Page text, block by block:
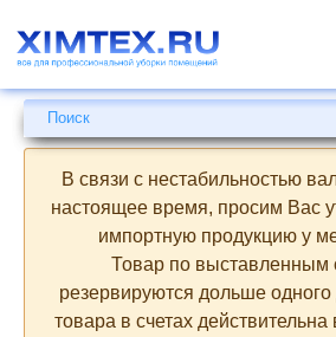
для
профессиональной
уборки
помещений
Поиск
В связи с нестабильностью
настоящее время, просим Вас
импортную продукцию у
Товар по выставленным
резервируются дольше
товара в счетах
Поиск